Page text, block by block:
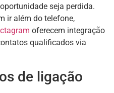
seja perdida.
ir além do telefone,
oferecem integração
qualificados via
de ligação